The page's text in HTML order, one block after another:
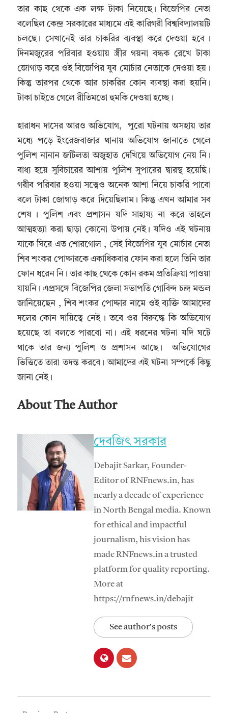
তার কাছ থেকে এক লক্ষ টাকা নিয়েছে। বিজেপির নেতা
বলেছিল কেন্দ্র সরকারের মাধ্যমে এই কারিগরী বিশ্ববিদ্যালয়টি
চলছে। সেখানেই তার চাকরির ব্যবস্থা করে দেওয়া হবে ।
দিনমজুরের পরিবার হওয়ায় স্ত্রীর গয়না বন্ধক রেখে টাকা
জোগাড় করে ওই বিজেপির যুব মোর্চার নেতাকে দেওয়া হয় ।
কিন্তু তারপর থেকে আর চাকরির কোন ব্যবস্থা করা হয়নি।
টাকা চাইতে গেলে রীতিমতো হুমকি দেওয়া হচ্ছে।
হারাধন দাসের আরও অভিযোগ, পুরো ঘটনায় অসহায় তার
মধ্যে পড়ে ইংরেজবাজার থানায় অভিযোগ জানাতে গেলে
পুলিশ নানান জটিলতা অজুহাত দেখিয়ে অভিযোগ নেয় নি।
বাধ্য হয়ে সুবিচারের আশায় পুলিশ সুপারের দ্বারস্থ হয়েছি।
গরীব পরিবার হওয়া সত্ত্বেও অনেক আশা নিয়ে চাকরি পাবো
বলে টাকা জোগাড় করে দিয়েছিলাম। কিন্তু এখন আমার সব
শেষ । পুলিশ এবং প্রশাসন যদি সাহায্য না করে তাহলে
আত্মহত্যা করা ছাড়া কোনো উপায় নেই। যদিও এই ঘটনায়
যাকে ঘিরে এত শোরগোল , সেই বিজেপির যুব মোর্চার নেতা
শিব শংকর পোদ্দারকে একাধিকবার ফোন করা হলে তিনি তার
ফোন ধরেন নি । তার কাছ থেকে কোন রকম প্রতিক্রিয়া পাওয়া
যায়নি। এপ্রসঙ্গে বিজেপির জেলা সভাপতি গোবিন্দ চন্দ্র মন্ডল
জানিয়েছেন , শিব শংকর পোদ্দার নামে ওই ব্যক্তি আমাদের
দলের কোন দায়িত্বে নেই । তবে ওর বিরুদ্ধে কি অভিযোগ
হয়েছে তা বলতে পারবো না। এই ধরনের ঘটনা যদি ঘটে
থাকে তার জন্য পুলিশ ও প্রশাসন আছে। অভিযোগের
ভিত্তিতে তারা তদন্ত করবে। আমাদের এই ঘটনা সম্পর্কে কিছু
জানা নেই।
About The Author
দেবজিৎ সরকার
Debajit Sarkar, Founder-
Editor of RNFnews.in, has
nearly a decade of experience
in North Bengal media. Known
for ethical and impactful
journalism, his vision has
made RNFnews.in a trusted
platform for quality reporting.
More at
https://rnfnews.in/debajit
See author's posts